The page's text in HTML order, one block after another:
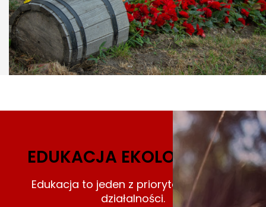
EDUKACJA EKOLOGICZNA
Edukacja to jeden z priorytetów naszej
działalności.